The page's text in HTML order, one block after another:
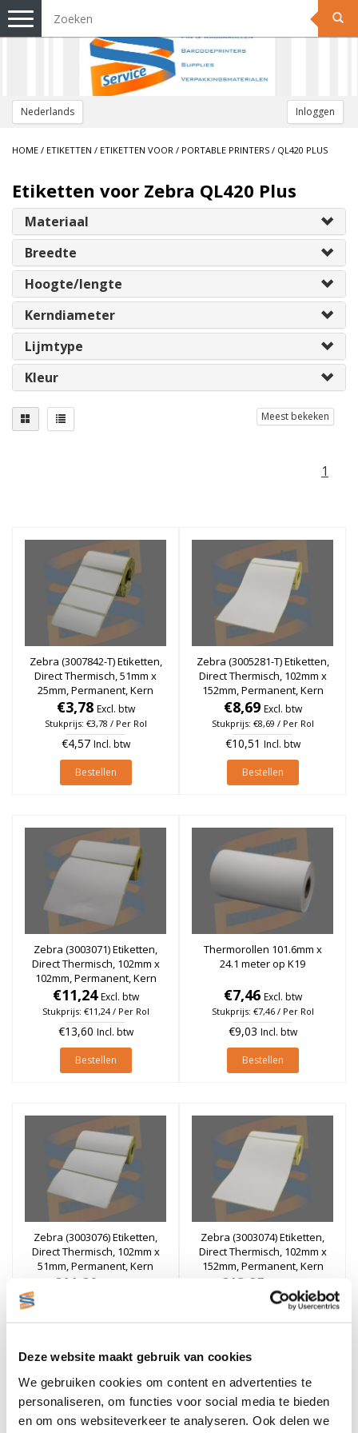
Deze website maakt gebruik van cookies
We gebruiken cookies om content en advertenties te
personaliseren, om functies voor social media te bieden
en om ons websiteverkeer te analyseren. Ook delen we
Nederlands Inloggen
Toggle
navigation
HOME / ETIKETTEN / ETIKETTEN VOOR / PORTABLE PRINTERS / QL420 PLUS
Etiketten voor Zebra QL420 Plus
Materiaal
Breedte
Hoogte/lengte
Kerndiameter
Lijmtype
Kleur
Meest bekeken
1
Zebra (3007842-T) Etiketten,
Direct Thermisch, 51mm x
25mm, Permanent, Kern
19mm, rol à 430 stuks (Met
blackmark)
€3,78 Excl. btw
Stukprijs: €3,78 / Per Rol
€4,57 Incl. btw
Bestellen
Zebra (3005281-T) Etiketten,
Direct Thermisch, 102mm x
152mm, Permanent, Kern
19mm, rol à 110 stuks (Met
blackmark)
€8,69 Excl. btw
Stukprijs: €8,69 / Per Rol
€10,51 Incl. btw
Bestellen
Zebra (3003071) Etiketten,
Direct Thermisch, 102mm x
102mm, Permanent, Kern
19mm, rol à 150 stuks (Met
blackmark)
€11,24 Excl. btw
Stukprijs: €11,24 / Per Rol
€13,60 Incl. btw
Bestellen
Thermorollen 101.6mm x
24.1 meter op K19
€7,46 Excl. btw
Stukprijs: €7,46 / Per Rol
€9,03 Incl. btw
Bestellen
Zebra (3003076) Etiketten,
Direct Thermisch, 102mm x
51mm, Permanent, Kern
19mm, rol à 300 stuks (Met
€11,20
Zebra (3003074) Etiketten,
Direct Thermisch, 102mm x
152mm, Permanent, Kern
19mm, rol à 105 stuks (Met
blackmark)
€13,25
Stukprijs: €13,25 / Per Rol